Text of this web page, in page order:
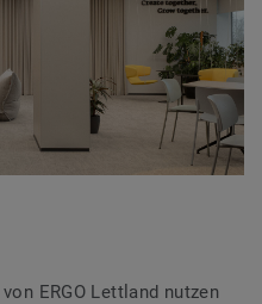
ERGO Lettland nutzen